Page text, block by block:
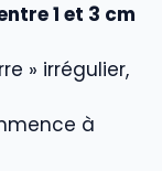
1 et 3 cm
» irrégulier,
à